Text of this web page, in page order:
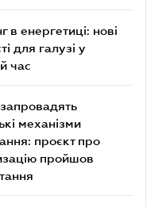
в енергетиці: нові
для галузі у
час
механізми
проєкт про
пройшов